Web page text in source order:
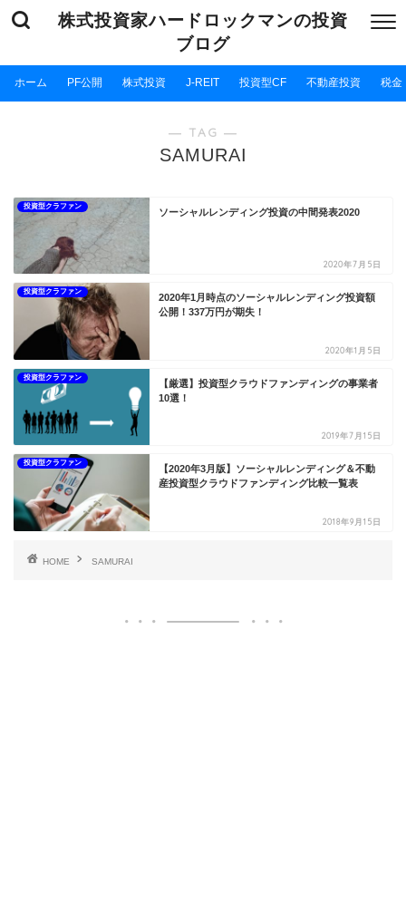
株式投資家ハードロックマンの投資
ブログ
ホーム PF公開 株式投資 J-REIT 投資型CF 不動産投資 税金
― TAG ―
SAMURAI
投資型クラファン
ソーシャルレンディング投資の中間発表2020
2020年7月5日
投資型クラファン
2020年1月時点のソーシャルレンディング投資額
公開！337万円が期失！
2020年1月5日
投資型クラファン
【厳選】投資型クラウドファンディングの事業者
10選！
2019年7月15日
投資型クラファン
【2020年3月版】ソーシャルレンディング＆不動
産投資型クラウドファンディング比較一覧表
2018年9月15日
HOME SAMURAI